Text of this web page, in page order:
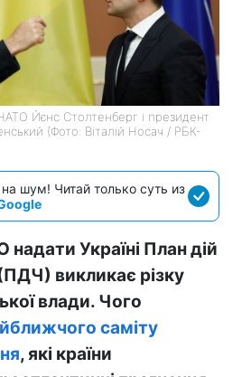
Йєнс Столтенберг і президент
(Фото: Віталій Носач / РБК-
шум! Читай только суть из
Україні План дій
викликає різку
влади. Чого
саміту
, які країни